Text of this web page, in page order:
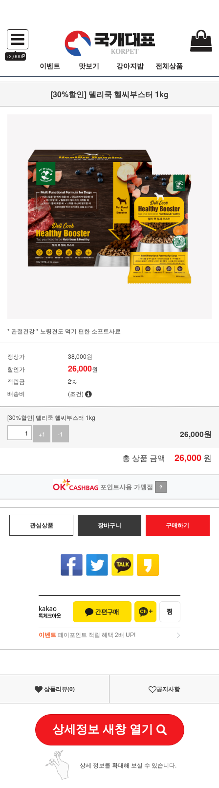
+2,000P
이벤트 맛보기 강아지밥 전체상품
[30%할인] 델리쿡 헬씨부스터 1kg
* 관절건강 * 노령견도 먹기 편한 소프트사료
정상가
38,000원
할인가
26,000원
적립금
2%
배송비
(조건)
[30%할인] 델리쿡 헬씨부스터 1kg
+1
-1 26,000원
총 상품 금액 26,000 원
포인트사용 가맹점 ?
관심상품 장바구니 구매하기
이벤트 페이포인트 적립 혜택 2배 UP!
이벤트페이포인트 적립 혜택 2배 UP!
상품리뷰(0) 공지사항
상세정보 새창 열기
상세 정보를 확대해 보실 수 있습니다.